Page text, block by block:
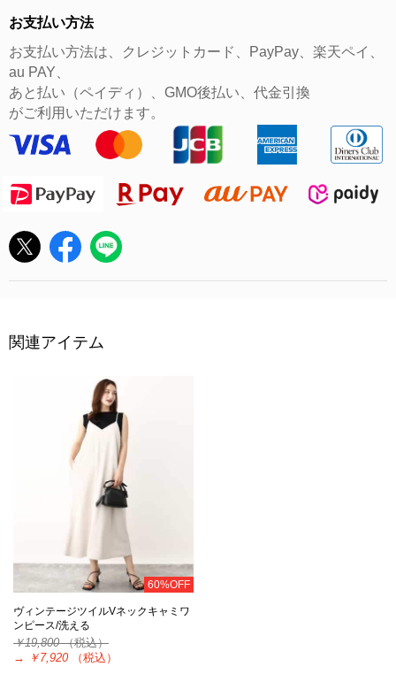
お支払い方法
お支払い方法は、クレジットカード、PayPay、楽天ペイ、
au PAY、
あと払い（ペイディ）、GMO後払い、代金引換
がご利用いただけます。
関連アイテム
60%OFF
ヴィンテージツイルVネックキャミワ
ンピース/洗える
￥19,800（税込）
→
￥7,920 （税込）